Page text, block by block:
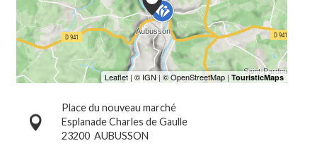
Place du nouveau marché
Esplanade Charles de Gaulle
23200 AUBUSSON